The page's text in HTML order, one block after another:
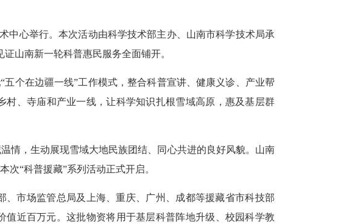
中心举行。本次活动由科学技术部主办、山南市科学技术局承
山南新一轮科普惠民服务全面铺开。
个在边疆一线”工作模式，整合科普宣讲、健康义诊、产业帮
、寺庙和产业一线，让科学知识扎根雪域高原，惠及基层群
情，生动展现雪域大地民族团结、同心共进的良好风貌。山南
“科普援藏”系列活动正式开启。
市场监管总局及上海、重庆、广州、成都等援藏省市科技部
近百万元。这批物资将用于基层科普阵地升级、校园科学教